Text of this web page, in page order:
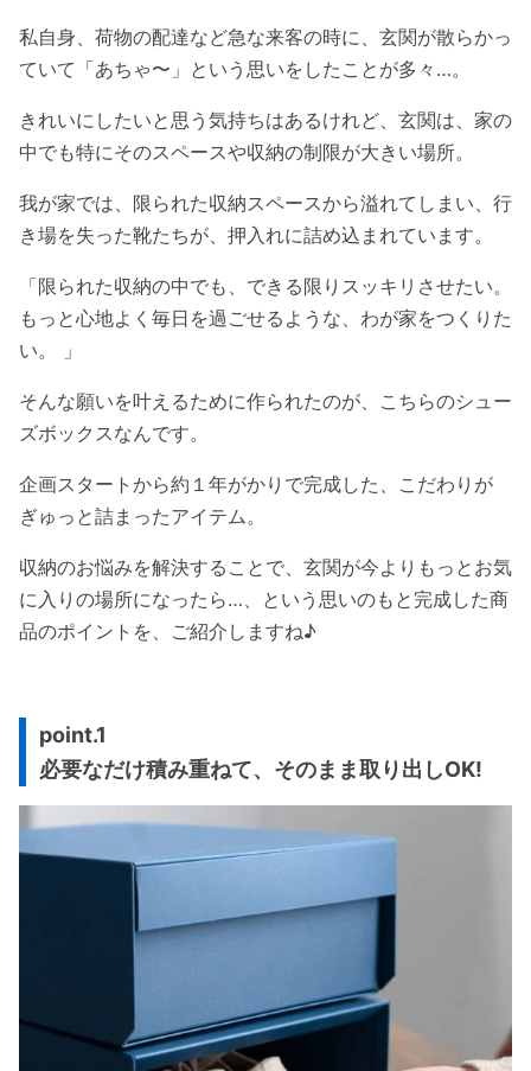
私自身、荷物の配達など急な来客の時に、玄関が散らかっ
ていて「あちゃ〜」という思いをしたことが多々…。
きれいにしたいと思う気持ちはあるけれど、玄関は、家の
中でも特にそのスペースや収納の制限が大きい場所。
我が家では、限られた収納スペースから溢れてしまい、行
き場を失った靴たちが、押入れに詰め込まれています。
「限られた収納の中でも、できる限りスッキリさせたい。
もっと心地よく毎日を過ごせるような、わが家をつくりた
い。 」
そんな願いを叶えるために作られたのが、こちらのシュー
ズボックスなんです。
企画スタートから約１年がかりで完成した、こだわりが
ぎゅっと詰まったアイテム。
収納のお悩みを解決することで、玄関が今よりもっとお気
に入りの場所になったら…、という思いのもと完成した商
品のポイントを、ご紹介しますね♪
point.1
必要なだけ積み重ねて、そのまま取り出しOK!